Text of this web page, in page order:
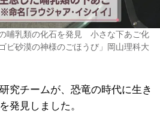
哺乳類の化石を発見 小さな下あご化
砂漠の神様のごほうび」岡山理科大
究チームが、恐竜の時代に生き
発見しました。